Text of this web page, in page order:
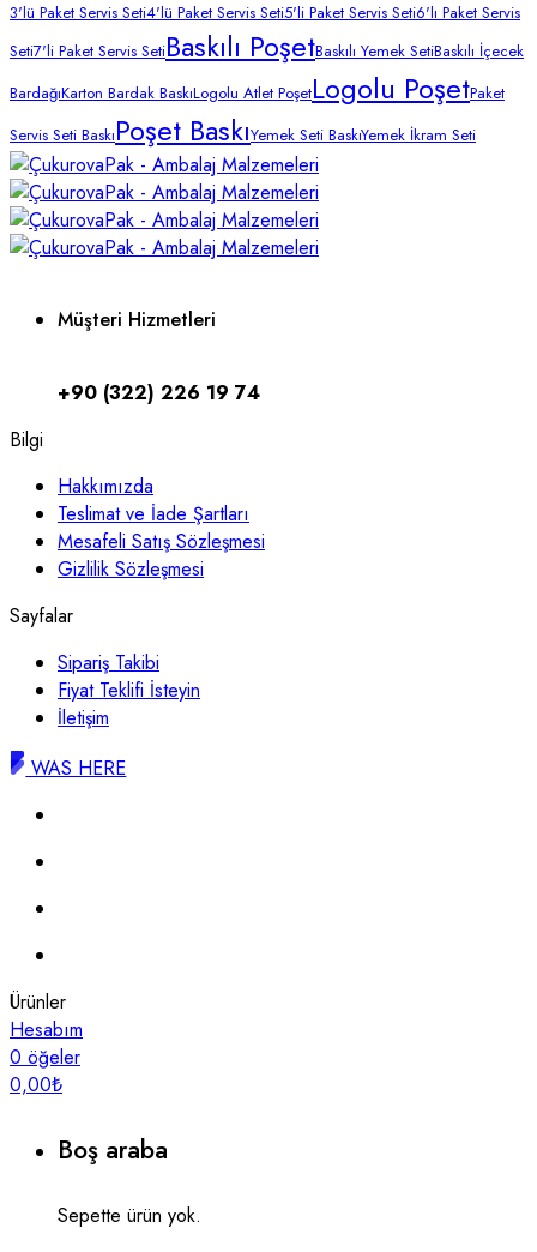
3'lü Paket Servis Seti4'lü Paket Servis Seti5'li Paket Servis Seti6'lı Paket Servis
Seti7'li Paket Servis SetiBaskılı PoşetBaskılı Yemek SetiBaskılı İçecek
BardağıKarton Bardak BaskıLogolu Atlet PoşetLogolu PoşetPaket
Servis Seti BaskıPoşet BaskıYemek Seti BaskıYemek İkram Seti
Müşteri Hizmetleri
+90 (322) 226 19 74
Bilgi
Hakkımızda
Teslimat ve İade Şartları
Mesafeli Satış Sözleşmesi
Gizlilik Sözleşmesi
Sayfalar
Sipariş Takibi
Fiyat Teklifi İsteyin
İletişim
WAS HERE
Ürünler
Hesabım
0 öğeler
0,00₺
Boş araba
Sepette ürün yok.